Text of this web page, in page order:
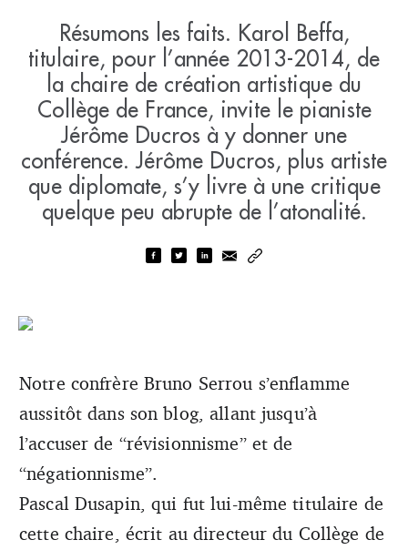
Résumons les faits. Karol Beffa,
titulaire, pour l’année 2013-2014, de
la chaire de création artistique du
Collège de France, invite le pianiste
Jérôme Ducros à y donner une
conférence. Jérôme Ducros, plus artiste
que diplomate, s’y livre à une critique
quelque peu abrupte de l’atonalité.
Notre confrère Bruno Serrou s’enflamme
aussitôt dans son blog, allant jusqu’à
l’accuser de “révisionnisme” et de
“négationnisme”.
Pascal Dusapin, qui fut lui-même titulaire de
cette chaire, écrit au directeur du Collège de